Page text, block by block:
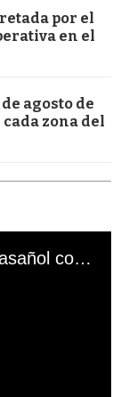
por el
en el
agosto de
zona del
El mal momento de Yanina Gasañol con un hincha argentino en "Subrayado"